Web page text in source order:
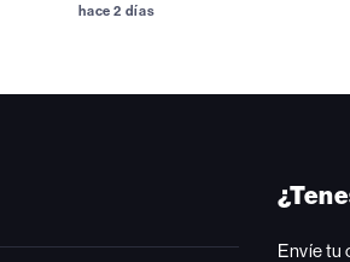
hace 2 días
Envíe tu